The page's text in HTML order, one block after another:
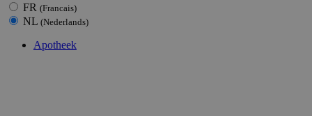
FR (Francais)
NL (Nederlands)
Apotheek